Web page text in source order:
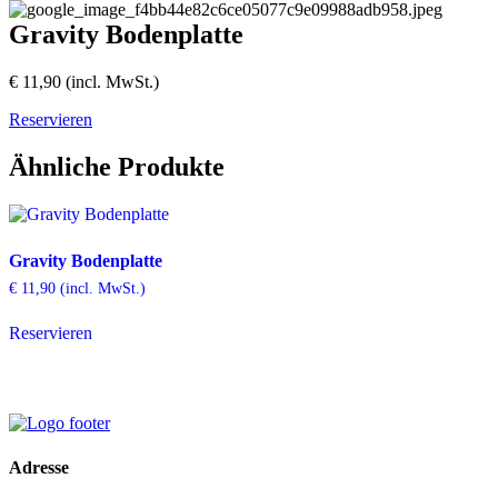
Gravity Bodenplatte
€ 11,90 (incl. MwSt.)
Reservieren
Ähnliche Produkte
Gravity Bodenplatte
€ 11,90 (incl. MwSt.)
Reservieren
Adresse